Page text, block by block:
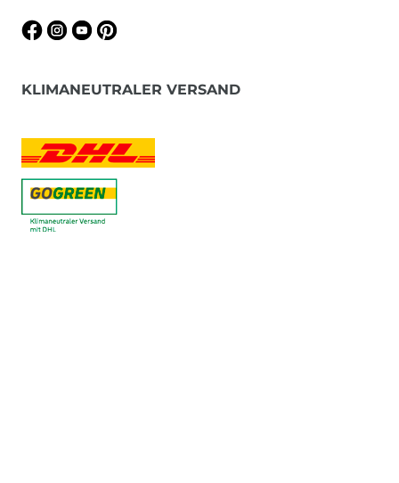
KLIMANEUTRALER VERSAND